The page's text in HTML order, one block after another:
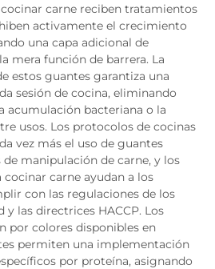
carne reciben tratamientos
activamente el crecimiento
una capa adicional de
mera función de barrera. La
estos guantes garantiza una
sesión de cocina, eliminando
acumulación bacteriana o la
usos. Los protocolos de cocinas
vez más el uso de guantes
manipulación de carne, y los
carne ayudan a los
con las regulaciones de los
las directrices HACCP. Los
por colores disponibles en
permiten una implementación
por proteína, asignando